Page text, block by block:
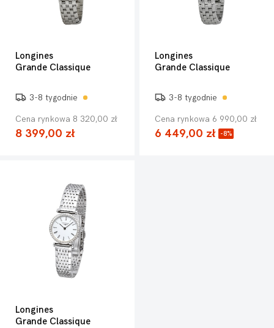
Longines
Grande Classique
3-8 tygodnie
Cena rynkowa 8 320,00 zł
8 399,00 zł
Longines
Grande Classique
3-8 tygodnie
Cena rynkowa 6 990,00 zł
6 449,00 zł -8%
Longines
Grande Classique